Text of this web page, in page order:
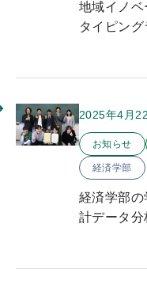
地域イノベ
タイピン
2025年4月
このお知ら
お知らせ
経済学部
経済学部
計データ